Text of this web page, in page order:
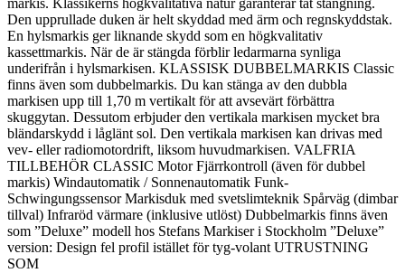
markis. Klassikerns högkvalitativa natur garanterar tät stängning.
Den upprullade duken är helt skyddad med ärm och regnskyddstak.
En hylsmarkis ger liknande skydd som en högkvalitativ
kassettmarkis. När de är stängda förblir ledarmarna synliga
underifrån i hylsmarkisen. KLASSISK DUBBELMARKIS Classic
finns även som dubbelmarkis. Du kan stänga av den dubbla
markisen upp till 1,70 m vertikalt för att avsevärt förbättra
skuggytan. Dessutom erbjuder den vertikala markisen mycket bra
bländarskydd i låglänt sol. Den vertikala markisen kan drivas med
vev- eller radiomotordrift, liksom huvudmarkisen. VALFRIA
TILLBEHÖR CLASSIC Motor Fjärrkontroll (även för dubbel
markis) Windautomatik / Sonnenautomatik Funk-
Schwingungssensor Markisduk med svetslimteknik Spårväg (dimbar
tillval) Infraröd värmare (inklusive utlöst) Dubbelmarkis finns även
som ”Deluxe” modell hos Stefans Markiser i Stockholm ”Deluxe”
version: Design fel profil istället för tyg-volant UTRUSTNING
SOM